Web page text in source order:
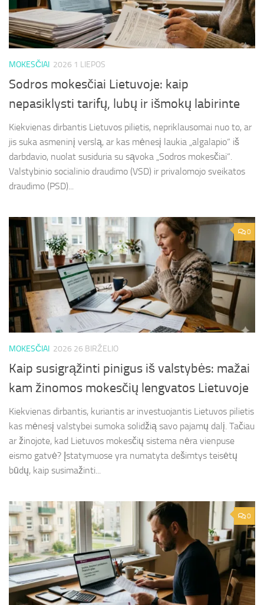
MOKESČIAI 2026 1 LIEPOS
Sodros mokesčiai Lietuvoje: kaip
nepasiklysti tarifų, lubų ir išmokų labirinte
Kiekvienas dirbantis Lietuvos pilietis, nepriklausomai nuo to, ar
jis suka asmeninį verslą, ar kas mėnesį laukia „algalapio“ iš
darbdavio, nuolat susiduria su sąvoka „Sodros mokesčiai“.
Valstybinio socialinio draudimo (VSD) ir privalomojo sveikatos
draudimo (PSD)...
0
MOKESČIAI 2026 26 BIRŽELIO
Kaip susigrąžinti pinigus iš valstybės: mažai
kam žinomos mokesčių lengvatos Lietuvoje
Kiekvienas dirbantis, kuriantis ar investuojantis Lietuvos pilietis
kas mėnesį valstybei sumoka solidžią savo pajamų dalį. Tačiau
ar žinojote, kad Lietuvos mokesčių sistema nėra vienpuse
eismo gatvė? Įstatymuose yra numatyta dešimtys teisėtų
būdų, kaip susimažinti...
0